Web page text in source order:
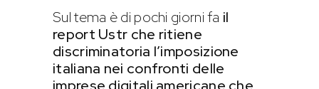
Sul tema è di pochi giorni fa il
report Ustr che ritiene
discriminatoria l’imposizione
italiana nei confronti delle